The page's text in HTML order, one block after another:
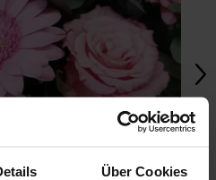
Über Cookies